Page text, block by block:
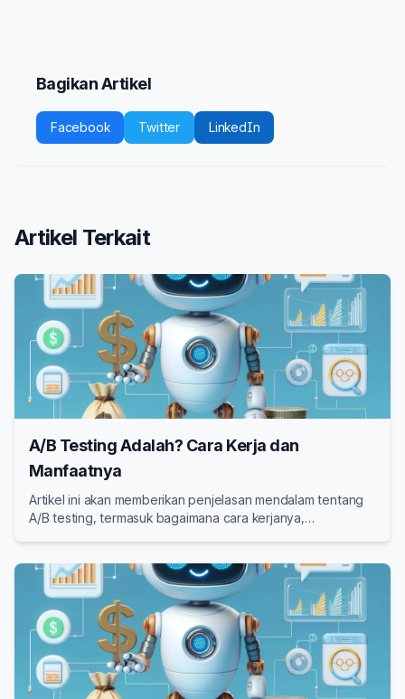
Bagikan Artikel
Facebook Twitter LinkedIn
Artikel Terkait
A/B Testing Adalah? Cara Kerja dan
Manfaatnya
Artikel ini akan memberikan penjelasan mendalam tentang
A/B testing, termasuk bagaimana cara kerjanya,